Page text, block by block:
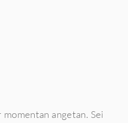
angetan. Sei